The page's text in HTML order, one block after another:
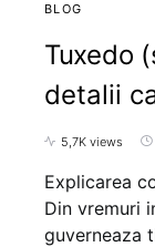
BLOG
Tuxedo
detalii
5,7K views
Explicarea
Din vremuri
guverneaza